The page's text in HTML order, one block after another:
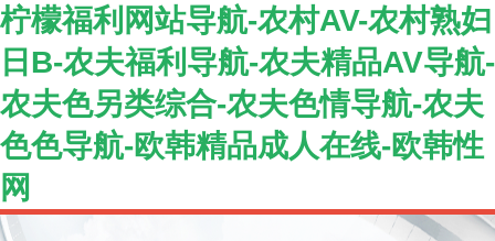
柠檬福利网站导航-农村AV-农村熟妇
日B-农夫福利导航-农夫精品AV导航-
农夫色另类综合-农夫色情导航-农夫
色色导航-欧韩精品成人在线-欧韩性
网